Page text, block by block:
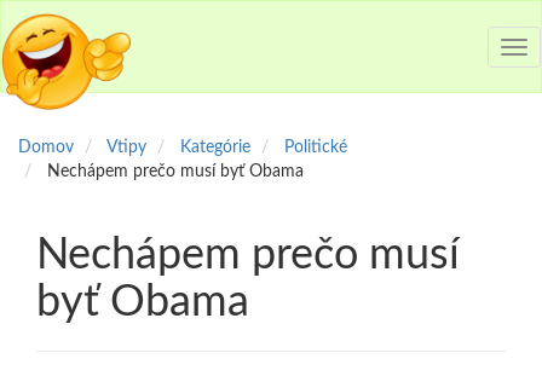
Domov Vtipy Kategórie
Politické
Nechápem prečo musí byť Obama
Nechápem prečo musí
byť Obama